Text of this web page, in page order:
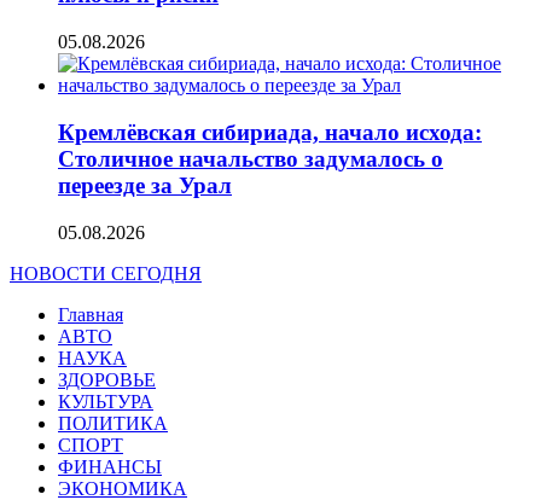
05.08.2026
Кремлёвская сибириада, начало исхода:
Столичное начальство задумалось о
переезде за Урал
05.08.2026
НОВОСТИ СЕГОДНЯ
Главная
АВТО
НАУКА
ЗДОРОВЬЕ
КУЛЬТУРА
ПОЛИТИКА
СПОРТ
ФИНАНСЫ
ЭКОНОМИКА